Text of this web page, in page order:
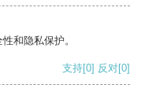
和隐私保护。
支持[0] 反对[0]